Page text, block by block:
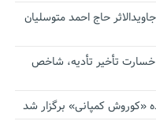
حاج احمد متوسلیان
تأخیر تأدیه، شاخص
«کوروش کمپانی» برگزار شد